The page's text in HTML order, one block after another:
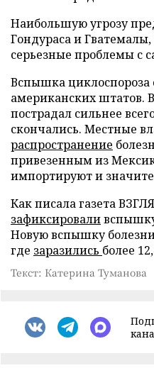
Наибольшую угрозу
Гондураса и
серьезные проблемы с
Вспышка циклоспороза
американских штатов.
пострадал сильнее
скончались. Местные
распространение
привезенным из
импортируют и
Как писала газета
зафиксировали
Новую вспышку
где заразились более
Текст: Катерина Туманова